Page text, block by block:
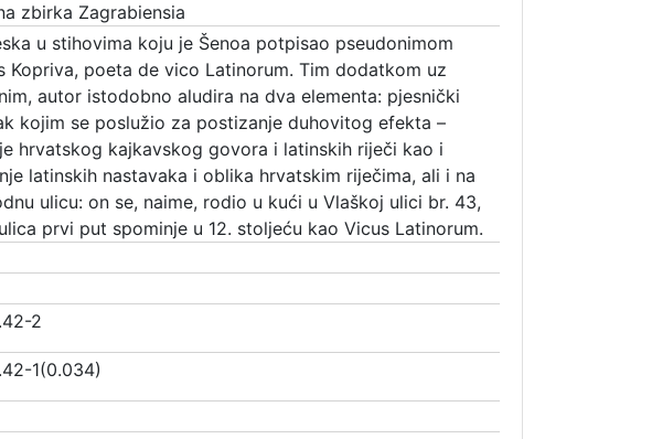
zbirka Zagrabiensia
u stihovima koju je Šenoa potpisao pseudonimom
Kopriva, poeta de vico Latinorum. Tim dodatkom uz
autor istodobno aludira na dva elementa: pjesnički
kojim se poslužio za postizanje duhovitog efekta –
hrvatskog kajkavskog govora i latinskih riječi kao i
latinskih nastavaka i oblika hrvatskim riječima, ali i na
ulicu: on se, naime, rodio u kući u Vlaškoj ulici br. 43,
prvi put spominje u 12. stoljeću kao Vicus Latinorum.
2
1(0.034)